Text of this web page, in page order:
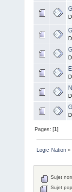
Pages: [1]
Logic-Nation »
Sujet
Sujet